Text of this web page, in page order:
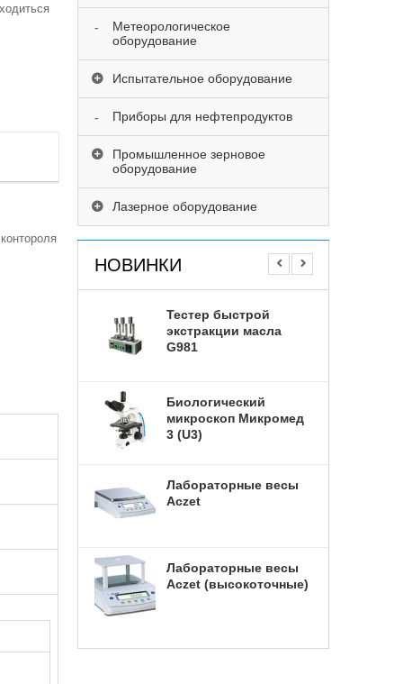
Метеорологическое
оборудование
Испытательное оборудование
Приборы для нефтепродуктов
Промышленное зерновое
оборудование
Лазерное оборудование
НОВИНКИ
весы
Тестер быстрой
экстракции масла
G981
Биологический
микроскоп Микромед
3 (U3)
Лабораторные весы
Aczet
Лабораторные весы
Aczet (высокоточные)